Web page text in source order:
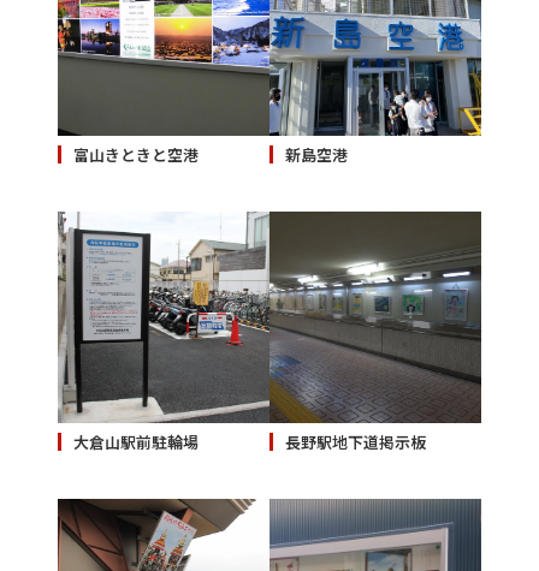
富山きときと空港 新島空港
大倉山駅前駐輪場 長野駅地下道掲示板